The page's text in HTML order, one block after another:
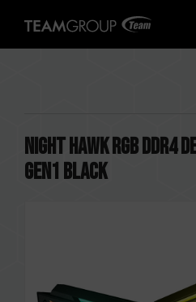
NIGHT HAWK RGB DDR4
Gen1 BLACK